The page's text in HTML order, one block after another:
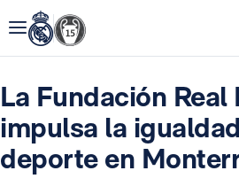
La Fundación Real
impulsa la
deporte en